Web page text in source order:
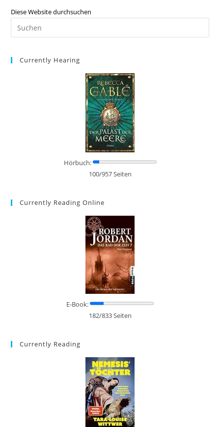
Diese Website durchsuchen
Currently Hearing
Hörbuch:
100/957 Seiten
Currently Reading Online
E-Book:
182/833 Seiten
Currently Reading